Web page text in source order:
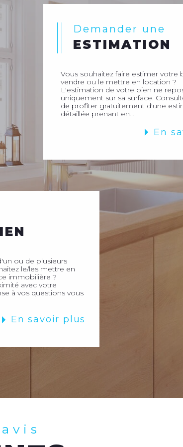
Demander une
ESTIMATION
Vous souhaitez faire estimer votre
vendre ou le mettre en location ?
L'estimation de votre bien ne
uniquement sur sa surface.
de profiter gratuitement d'une
détaillée prenant en...
En
ou de plusieurs
le/les mettre en
immobilière ?
avec votre
à vos questions vous
En savoir plus
avis